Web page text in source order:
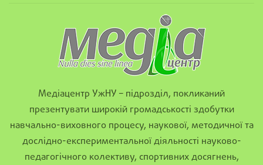
Медіацентр УжНУ – підрозділ, покликаний
презентувати широкій громадськості здобутки
навчально-виховного процесу, наукової, методичної та
дослідно-експериментальної діяльності науково-
педагогічного колективу, спортивних досягнень,